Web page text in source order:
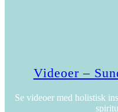
Videoer –
Se videoer med holistisk